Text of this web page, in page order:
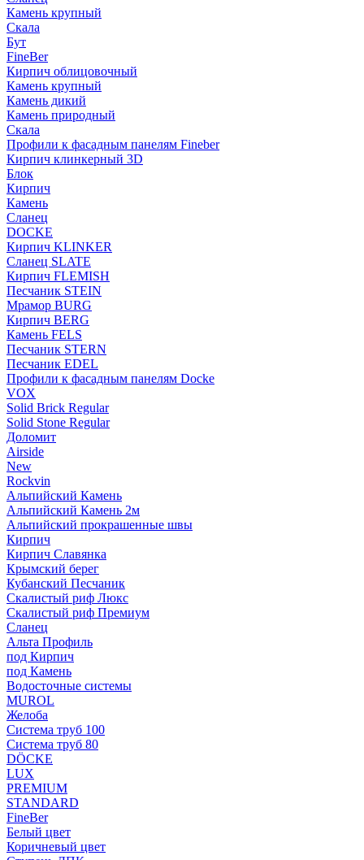
Камень крупный
Скала
Бут
FineBer
Кирпич облицовочный
Камень крупный
Камень дикий
Камень природный
Скала
Профили к фасадным панелям Fineber
Кирпич клинкерный 3D
Блок
Кирпич
Камень
Сланец
DOCKE
Кирпич KLINKER
Сланец SLATE
Кирпич FLEMISH
Пес­ча­ник STEIN
Мрамор BURG
Кирпич BERG
Камень FELS
Пес­ча­ник STERN
Пес­ча­ник EDEL
Профили к фасадным панелям Docke
VOX
Solid Brick Regular
Solid Stone Regular
Доломит
Airside
New
Rockvin
Альпийский Камень
Альпийский Камень 2м
Альпийский прокрашенные швы
Кирпич
Кирпич Славянка
Крымский берег
Кубанский Песчаник
Скалистый риф Люкс
Скалистый риф Премиум
Сланец
Альта Профиль
под Кирпич
под Камень
Водосточные системы
MUROL
Желоба
Система труб 100
Система труб 80
DÖCKE
LUX
PREMIUM
STANDARD
FineBer
Белый цвет
Коричневый цвет